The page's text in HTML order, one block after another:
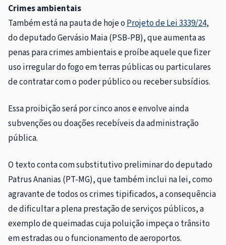
Crimes ambientais
Também está na pauta de hoje o Projeto de Lei 3339/24,
do deputado Gervásio Maia (PSB-PB), que aumenta as
penas para crimes ambientais e proíbe aquele que fizer
uso irregular do fogo em terras públicas ou particulares
de contratar com o poder público ou receber subsídios.
Essa proibição será por cinco anos e envolve ainda
subvenções ou doações recebíveis da administração
pública.
O texto conta com substitutivo preliminar do deputado
Patrus Ananias (PT-MG), que também inclui na lei, como
agravante de todos os crimes tipificados, a consequência
de dificultar a plena prestação de serviços públicos, a
exemplo de queimadas cuja poluição impeça o trânsito
em estradas ou o funcionamento de aeroportos.